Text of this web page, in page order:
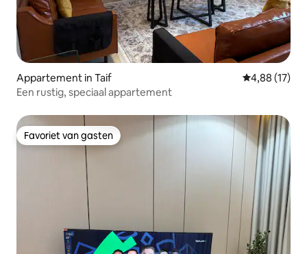
Appartement in Taif Gemiddelde
4,88 (17)
Een rustig, speciaal appartement
Favoriet van gasten
Favoriet van gasten